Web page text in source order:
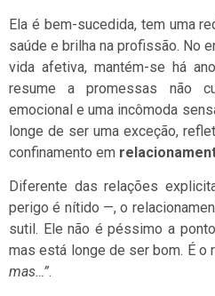
Ela é bem-sucedida, tem uma
saúde e brilha na profissão. No
vida afetiva, mantém-se há
resume a promessas não
emocional e uma incômoda
longe de ser uma exceção,
confinamento em
Diferente das relações
perigo é nítido —, o
sutil. Ele não é péssimo a
mas está longe de ser bom. É o
mas…”.